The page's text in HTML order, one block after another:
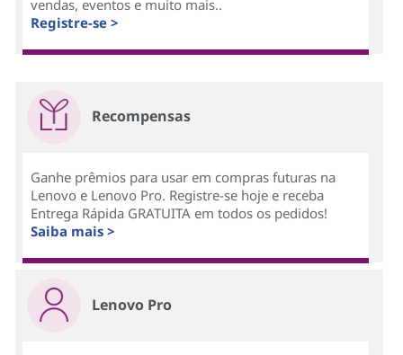
vendas, eventos e muito mais..
Registre-se >
Recompensas
Ganhe prêmios para usar em compras futuras na
Lenovo e Lenovo Pro. Registre-se hoje e receba
Entrega Rápida GRATUITA em todos os pedidos!
Saiba mais >
Lenovo Pro